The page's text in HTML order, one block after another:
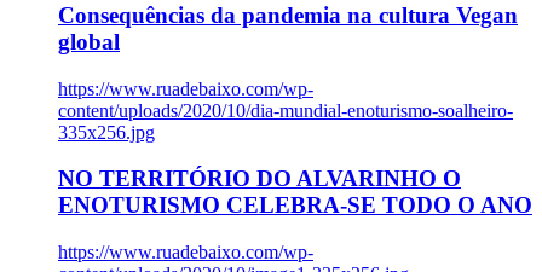
Consequências da pandemia na cultura Vegan
global
https://www.ruadebaixo.com/wp-
content/uploads/2020/10/dia-mundial-enoturismo-soalheiro-
335x256.jpg
NO TERRITÓRIO DO ALVARINHO O
ENOTURISMO CELEBRA-SE TODO O ANO
https://www.ruadebaixo.com/wp-